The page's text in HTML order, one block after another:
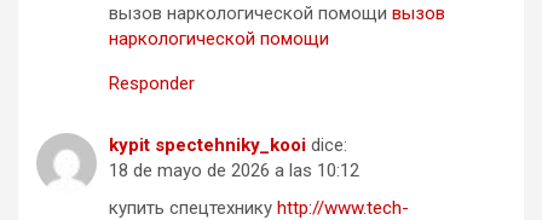
вызов наркологической помощи вызов
наркологической помощи
Responder
kypit spectehniky_kooi dice:
18 de mayo de 2026 a las 10:12
купить спецтехнику http://www.tech-